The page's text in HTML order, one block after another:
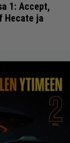
1: Accept,
Hecate ja